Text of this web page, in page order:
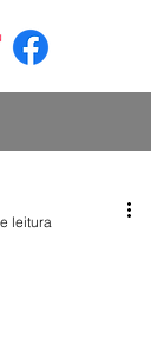
leitura